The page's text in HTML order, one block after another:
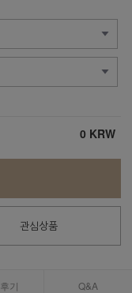
0 KRW
관심상품
기 Q&A